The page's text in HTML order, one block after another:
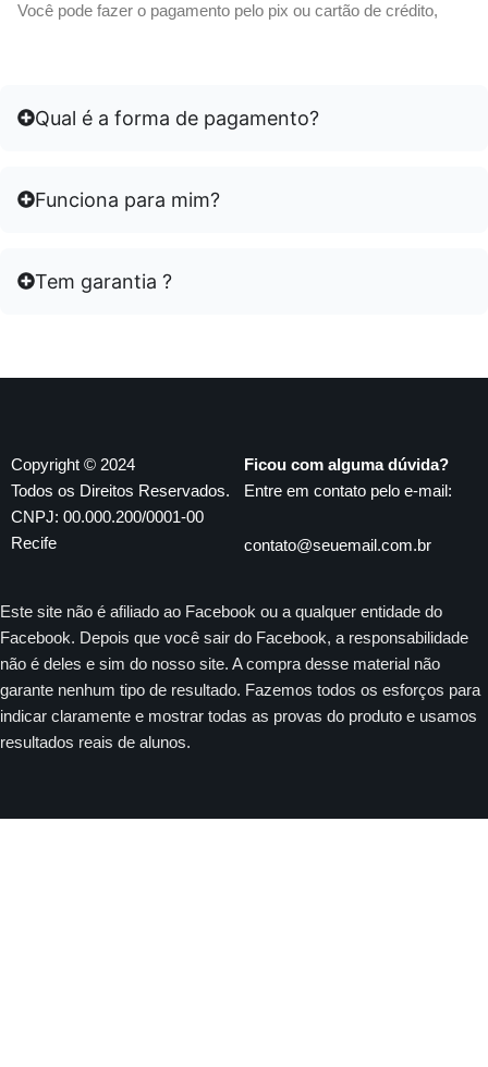
Você pode fazer o pagamento pelo pix ou cartão de crédito,
Qual é a forma de pagamento?
Funciona para mim?
Tem garantia ?
Copyright © 2024
Todos os Direitos Reservados.
CNPJ: 00.000.200/0001-00
Recife
Ficou com alguma dúvida?
Entre em contato pelo e-mail:
contato@seuemail.com.br
Este site não é afiliado ao Facebook ou a qualquer entidade do
Facebook. Depois que você sair do Facebook, a responsabilidade
não é deles e sim do nosso site. A compra desse material não
garante nenhum tipo de resultado. Fazemos todos os esforços para
indicar claramente e mostrar todas as provas do produto e usamos
resultados reais de alunos.